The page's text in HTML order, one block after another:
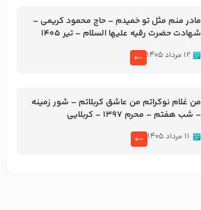
مادر منم مثل تو خمیدم – حاج محمود کریمی –
شهادت حضرت رقیه علیها السلام – تیر ۱۴۰۵
۱۲ مرداد ۱۴۰۵
من غلام نوکراتم من عاشق کربلاتم – شور زمینه
– شب هفتم – محرم 1397 – کربلایی
۱۱ مرداد ۱۴۰۵